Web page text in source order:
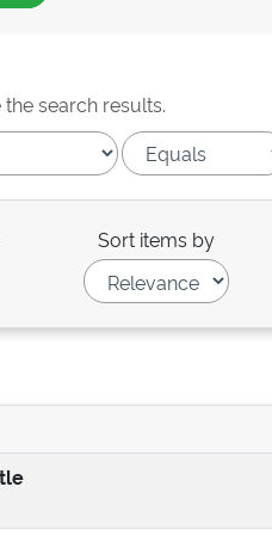
search results.
Sort items by